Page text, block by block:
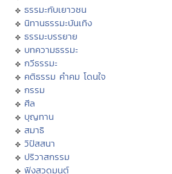
ธรรมะกับเยาวชน
นิทานธรรมะบันเทิง
ธรรมะบรรยาย
บทความธรรมะ
กวีธรรมะ
คติธรรม คำคม โดนใจ
กรรม
ศีล
บุญทาน
สมาธิ
วิปัสสนา
ปริวาสกรรม
ฟังสวดมนต์